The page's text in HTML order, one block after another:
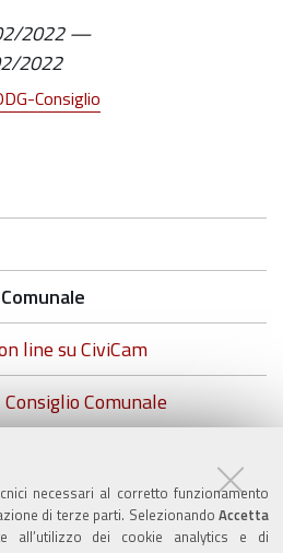
necessari al corretto funzionamento
di terze parti. Selezionando Accetta
all’utilizzo dei cookie analytics e di
2022—
2022
Consiglio
line su CiviCam
Comunale